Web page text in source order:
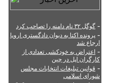
- گوگل ۳۲ نام دامنه را تصاحب کرد
- پرونده اکتا به دیوان دادگستری اروپا
ارجاع شد
- اعتراض به خودکشی تعدادی از
کارگران اپل در چین
- قوانین تبلیغات انتخابات مجلس
شورای اسلامی